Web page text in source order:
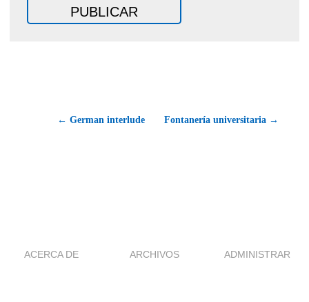
← German interlude Fontanería universitaria →
ACERCA DE ARCHIVOS ADMINISTRAR